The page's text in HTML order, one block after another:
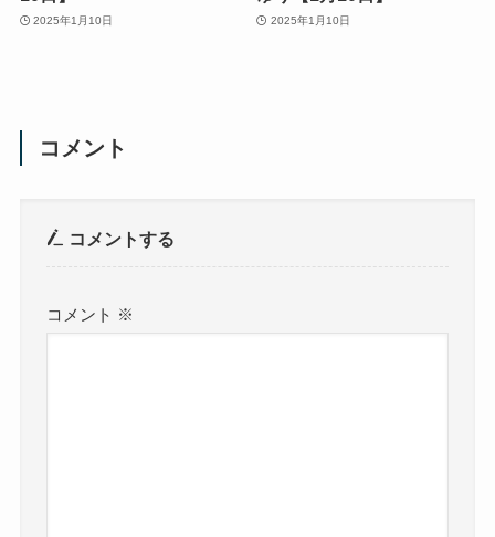
2025年1月10日 2025年1月10日
コメント
コメントする
コメント ※